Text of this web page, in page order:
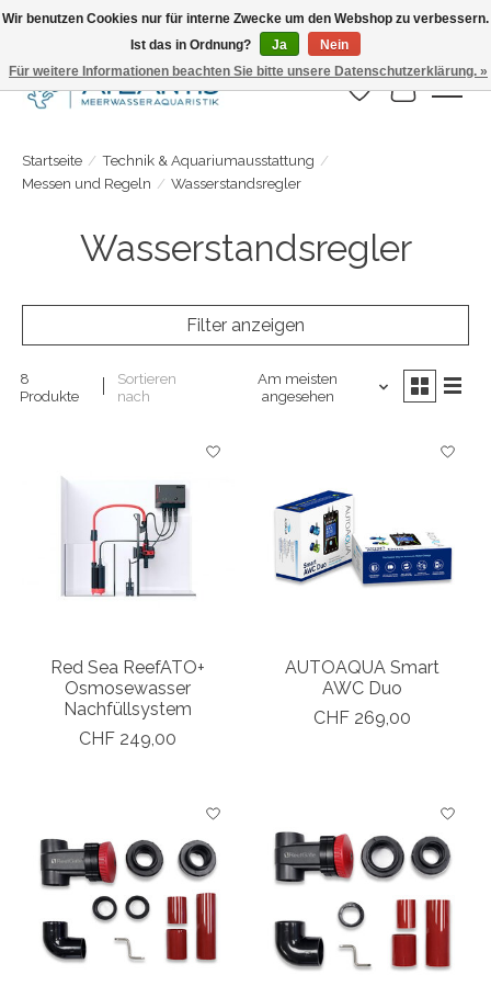
Täglicher Versand. Bestelle bis 15.00 Uhr
Wunschzettel
Ihr
Startseite / Technik & Aquariumausstattung /
Messen und Regeln / Wasserstandsregler
Wasserstandsregler
Filter anzeigen
8
Produkte
Sortieren
nach
Am meisten
angesehen
Red Sea ReefATO+
Osmosewasser
Nachfüllsystem
CHF 249,00
AUTOAQUA Smart
AWC Duo
CHF 269,00
Wir benutzen Cookies nur für interne Zwecke um den Webshop zu verbessern.
Ist das in Ordnung?
Ja
Nein
Für weitere Informationen beachten Sie bitte unsere Datenschutzerklärung. »